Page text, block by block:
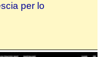
per lo